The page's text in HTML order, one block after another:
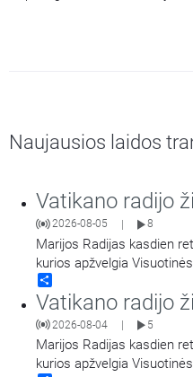
Naujausios laidos
Vatikano radijo
2026-08-05 8
Marijos Radijas kasdien
kurios apžvelgia
Vatikano radijo
2026-08-04 5
Marijos Radijas kasdien
kurios apžvelgia